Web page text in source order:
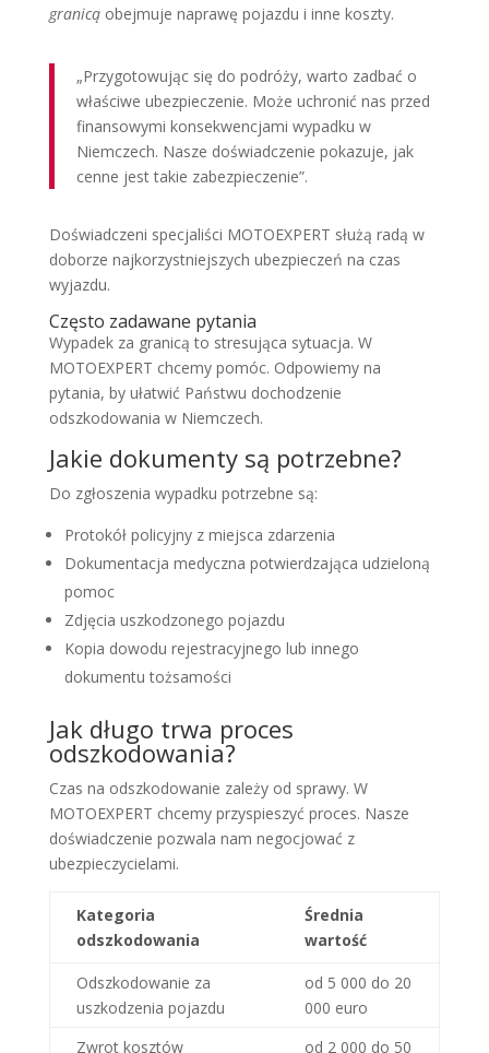
granicąobejmuje naprawę pojazdu i inne koszty.
„Przygotowując się do podróży, warto zadbać o
właściwe ubezpieczenie. Może uchronić nas przed
finansowymi konsekwencjami wypadku w
Niemczech. Nasze doświadczenie pokazuje, jak
cenne jest takie zabezpieczenie”.
Doświadczeni specjaliści MOTOEXPERT służą radą w
doborze najkorzystniejszych ubezpieczeń na czas
wyjazdu.
Często zadawane pytania
Wypadek za granicą to stresująca sytuacja. W
MOTOEXPERT chcemy pomóc. Odpowiemy na
pytania, by ułatwić Państwu dochodzenie
odszkodowania w Niemczech.
Jakie dokumenty są potrzebne?
Do zgłoszenia wypadku potrzebne są:
Protokół policyjny z miejsca zdarzenia
Dokumentacja medyczna potwierdzająca udzieloną
pomoc
Zdjęcia uszkodzonego pojazdu
Kopia dowodu rejestracyjnego lub innego
dokumentu tożsamości
Jak długo trwa proces
odszkodowania?
Czas na odszkodowanie zależy od sprawy. W
MOTOEXPERT chcemy przyspieszyć proces. Nasze
doświadczenie pozwala nam negocjować z
ubezpieczycielami.
Kategoria
odszkodowania
Średnia
wartość
Odszkodowanie za
uszkodzenia pojazdu
od 5 000 do 20
000 euro
Zwrot kosztów
od 2 000 do 50